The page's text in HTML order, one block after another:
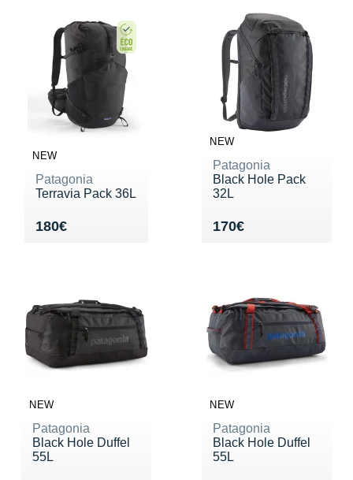
NEW
Patagonia
Terravia Pack 36L
180€
Vendu 180€
NEW
Patagonia
Black Hole Pack
32L
170€
Vendu 170€
NEW
Patagonia
Black Hole Duffel
55L
NEW
Patagonia
Black Hole Duffel
55L